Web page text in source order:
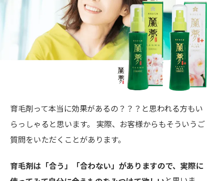
育毛剤って本当に効果があるの？？？と思われる方もい
らっしゃると思います。 実際、お客様からもそういうご
質問をいただくことがあります。
育毛剤は「合う」「合わない」がありますので、実際に